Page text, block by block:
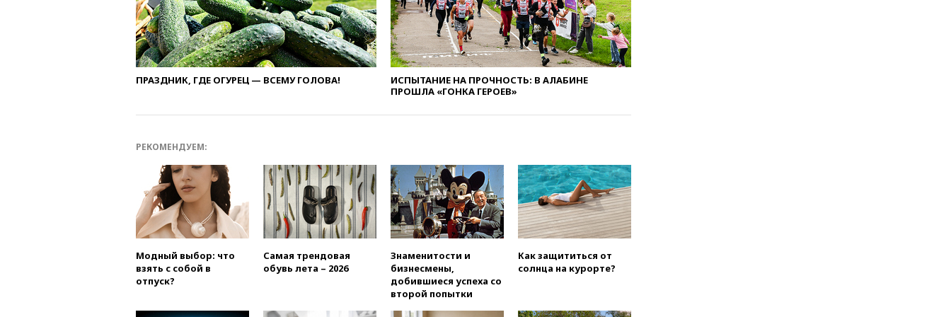
поражению Киева
09:54МВД Германии:
инцидент с дроном в
аэропорту Лейпцига —
«сценарий гибридной атаки»
09:32В Тверской области
фасад логокомплекса
массированная атака БПЛА
09:16
Трамп сообщил об
огромном запасе боеприпасов
в США
прощаются с молодыми
россиянами, жестоко убитыми
в Паттайе
ПРАЗДНИК, ГДЕ ОГУРЕЦ — ВСЕМУ ГОЛОВА!
ИСПЫТАНИЕ НА ПРОЧНОСТЬ: В АЛАБИНЕ
ПРОШЛА «ГОНКА ГЕРОЕВ»
РЕКОМЕНДУЕМ:
Модный выбор: что
взять с собой в
отпуск?
Самая трендовая
обувь лета – 2026
Знаменитости и
бизнесмены,
добившиеся успеха со
второй попытки
Как защититься от
солнца на курорте?